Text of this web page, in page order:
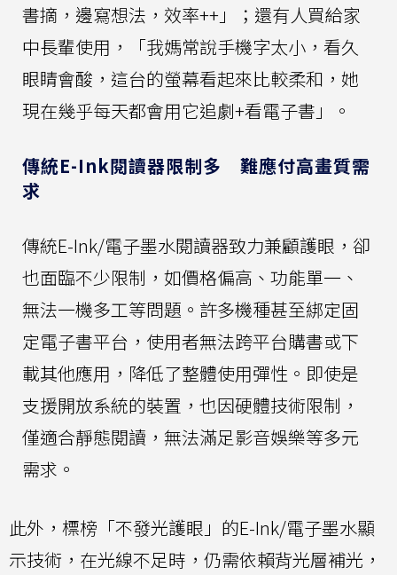
書摘，邊寫想法，效率++」；還有人買給家
中長輩使用，「我媽常說手機字太小，看久
眼睛會酸，這台的螢幕看起來比較柔和，她
現在幾乎每天都會用它追劇+看電子書」。
傳統E-Ink閱讀器限制多 難應付高畫質需
求
傳統E-Ink/電子墨水閱讀器致力兼顧護眼，卻
也面臨不少限制，如價格偏高、功能單一、
無法一機多工等問題。許多機種甚至綁定固
定電子書平台，使用者無法跨平台購書或下
載其他應用，降低了整體使用彈性。即使是
支援開放系統的裝置，也因硬體技術限制，
僅適合靜態閱讀，無法滿足影音娛樂等多元
需求。
此外，標榜「不發光護眼」的E-Ink/電子墨水顯
示技術，在光線不足時，仍需依賴背光層補光，